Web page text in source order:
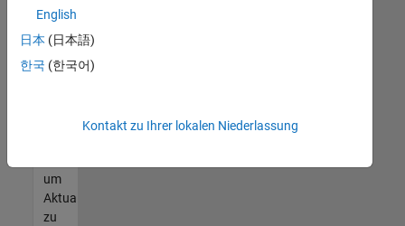
Ihren
entsprechen,
werden
unseres
um
Aktualisierungen
zu
English
日本 (日本語)
한국 (한국어)
Kontakt zu Ihrer lokalen Niederlassung